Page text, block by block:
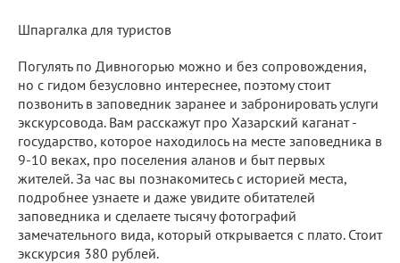
Шпаргалка для туристов
Погулять по Дивногорью можно и без сопровождения,
но с гидом безусловно интереснее, поэтому стоит
позвонить в заповедник заранее и забронировать услуги
экскурсовода. Вам расскажут про Хазарский каганат -
государство, которое находилось на месте заповедника в
9-10 веках, про поселения аланов и быт первых
жителей. За час вы познакомитесь с историей места,
подробнее узнаете и даже увидите обитателей
заповедника и сделаете тысячу фотографий
замечательного вида, который открывается с плато. Стоит
экскурсия 380 рублей.